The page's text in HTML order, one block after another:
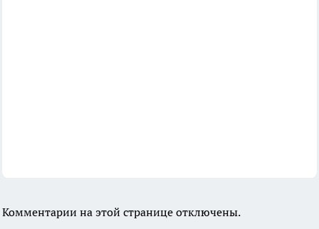
Комментарии на этой странице отключены.